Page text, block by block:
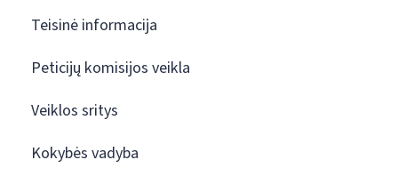
Teisinė informacija
Peticijų komisijos veikla
Veiklos sritys
Kokybės vadyba